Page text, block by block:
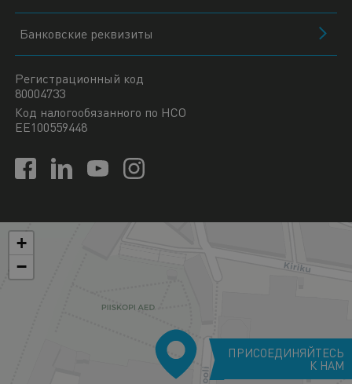
Банковские реквизиты
Регистрационный код
80004733
Код налогообязанного по НСО
EE100559448
+
−
ПРИСОЕДИНЯЙТЕСЬ
К НАМ